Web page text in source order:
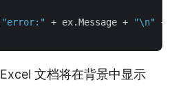
"error:" + ex.Message + "\n"
+
文档将在背景中显示